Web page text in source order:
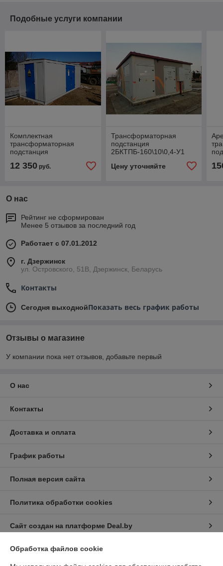
Подобные услуги компании
Комплектная
трансформаторная
подстанция
КТПП-1000/10 к/к 10/0,4-
У1
12 350 руб.
Трансформаторная
подстанция
2БКТПБ-160\10\0,4-У1
Цену уточняйте
О нас
Рейтинг не сформирован
Менее 5 отзывов за последний год
Работает с 07.01.2012
г. Дзержинск
ул. Островского, 51В, Дзержинск, Беларусь
Контакты
Сегодня выходнойПоказать весь график работы
Отзывы о магазине
У компании пока нет отзывов, добавьте первый
О нас
Контакты
Доставка и оплата
График работы
Полная версия сайта
Политика обработки cookies
Сайт создан на платформе Deal.by
Обработка файлов cookie